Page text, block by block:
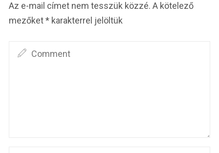
Az e-mail címet nem tesszük közzé. A kötelező
mezőket* karakterrel jelöltük